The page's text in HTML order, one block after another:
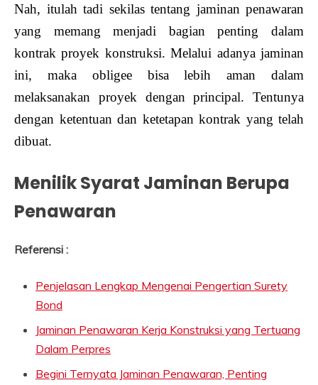
Nah, itulah tadi sekilas tentang jaminan penawaran
yang memang menjadi bagian penting dalam
kontrak proyek konstruksi. Melalui adanya jaminan
ini, maka obligee bisa lebih aman dalam
melaksanakan proyek dengan principal. Tentunya
dengan ketentuan dan ketetapan kontrak yang telah
dibuat.
Menilik Syarat Jaminan Berupa
Penawaran
Referensi :
Penjelasan Lengkap Mengenai Pengertian Surety
Bond
Jaminan Penawaran Kerja Konstruksi yang Tertuang
Dalam Perpres
Begini Ternyata Jaminan Penawaran, Penting